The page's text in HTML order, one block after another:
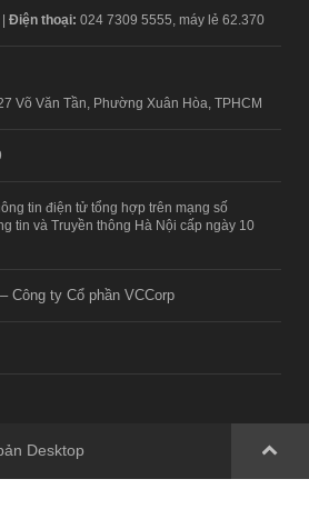
Điện thoại: 024 7309 5555, máy lẻ 62.370
Võ Văn Tần, Phường Xuân Hòa, TPHCM
tin điện tử tổng hợp trên mạng số
tin và Truyền thông Hà Nội cấp ngày 10
Công ty Cổ phần VCCorp
Desktop